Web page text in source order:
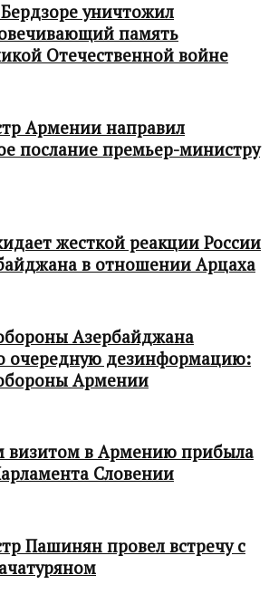
уничтожил
память
Отечественной войне
Армении направил
послание премьер-министру
жесткой реакции России
в отношении Арцаха
Азербайджана
очередную дезинформацию:
Армении
визитом в Армению прибыла
Словении
Пашинян провел встречу с